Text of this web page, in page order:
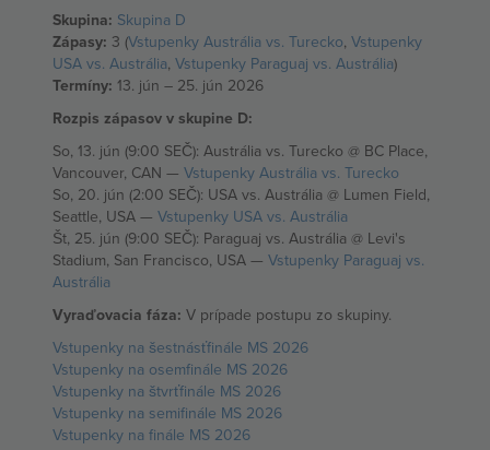
Skupina: Skupina D
Zápasy: 3 (Vstupenky Austrália vs. Turecko, Vstupenky
USA vs. Austrália, Vstupenky Paraguaj vs. Austrália)
Termíny: 13. jún – 25. jún 2026
Rozpis zápasov v skupine D:
So, 13. jún (9:00 SEČ): Austrália vs. Turecko @ BC Place,
Vancouver, CAN — Vstupenky Austrália vs. Turecko
So, 20. jún (2:00 SEČ): USA vs. Austrália @ Lumen Field,
Seattle, USA — Vstupenky USA vs. Austrália
Št, 25. jún (9:00 SEČ): Paraguaj vs. Austrália @ Levi's
Stadium, San Francisco, USA — Vstupenky Paraguaj vs.
Austrália
Vyraďovacia fáza: V prípade postupu zo skupiny.
Vstupenky na šestnásťfinále MS 2026
Vstupenky na osemfinále MS 2026
Vstupenky na štvrťfinále MS 2026
Vstupenky na semifinále MS 2026
Vstupenky na finále MS 2026